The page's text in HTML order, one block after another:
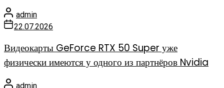
admin
22.07.2026
Видеокарты GeForce RTX 50 Super уже
физически имеются у одного из партнёров Nvidia
admin